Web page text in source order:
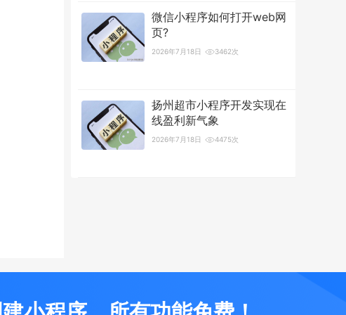
微信小程序如何打开web网
页?
2026年7月18日 3462次
扬州超市小程序开发实现在
线盈利新气象
2026年7月18日 4475次